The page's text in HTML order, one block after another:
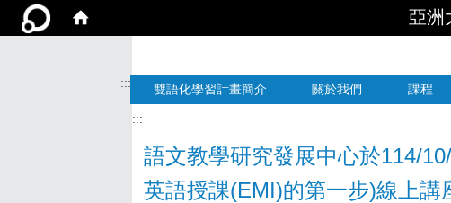
亞洲
::: 雙語化學習計畫簡介 關於我們 課程
:::
語文教學研究發展中心於114/
英語授課(EMI)的第一步)線上講